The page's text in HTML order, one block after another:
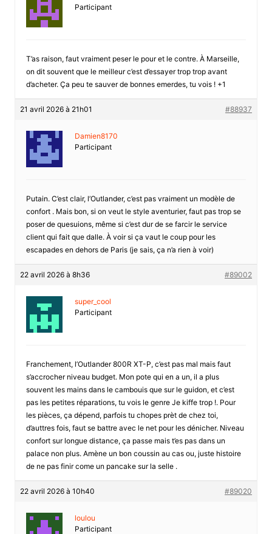
Participant
T’as raison, faut vraiment peser le pour et le contre. À Marseille,
on dit souvent que le meilleur c’est d’essayer trop trop avant
d’acheter. Ça peu te sauver de bonnes emerdes, tu vois ! +1
21 avril 2026 à 21h01 #88937
Damien8170
Participant
Putain. C’est clair, l’Outlander, c’est pas vraiment un modèle de
confort . Mais bon, si on veut le style aventurier, faut pas trop se
poser de quesuions, même si c’est dur de se farcir le service
client qui fait que dalle. À voir si ça vaut le coup pour les
escapades en dehors de Paris (je sais, ça n’a rien à voir)
22 avril 2026 à 8h36 #89002
super_cool
Participant
Franchement, l’Outlander 800R XT-P, c’est pas mal mais faut
s’accrocher niveau budget. Mon pote qui en a un, il a plus
souvent les mains dans le cambouis que sur le guidon, et c’est
pas les petites réparations, tu vois le genre Je kiffe trop !. Pour
les pièces, ça dépend, parfois tu chopes prèt de chez toi,
d’auttres fois, faut se battre avec le net pour les dénicher. Niveau
confort sur longue distance, ça passe mais t’es pas dans un
palace non plus. Amène un bon coussin au cas ou, juste histoire
de ne pas finir come un pancake sur la selle .
22 avril 2026 à 10h40 #89020
loulou
Participant